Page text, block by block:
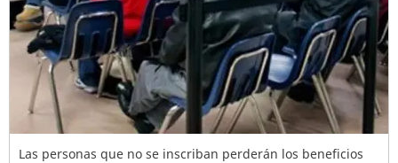
Las personas que no se inscriban perderán los beneficios